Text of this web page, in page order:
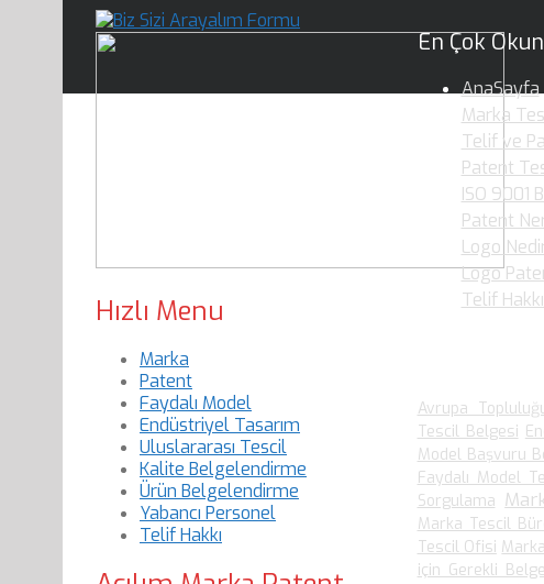
Hızlı Menu
Marka
Patent
Faydalı Model
Endüstriyel Tasarım
Uluslararası Tescil
Kalite Belgelendirme
Ürün Belgelendirme
Yabancı Personel
Telif Hakkı
En Çok
AnaSayfa
Marka
Telif ve
Patent
ISO 9001
Patent
Logo
Logo
Telif
Avrupa
Tescil Belgesi
Model Başvuru
Faydalı Model
Sorgulama
Marka Tescil
Tescil Ofisi
için Gerekli